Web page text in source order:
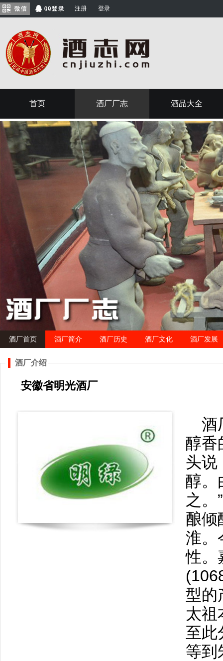
注册 登录
首页 酒厂厂志 酒品大全
酒厂首页 酒厂简介 酒厂历史 酒厂文化 酒厂发展
酒厂介绍
安徽省明光酒厂
酒
醇香
头说
醇。
之。
酿倾
淮。
性。
型的
太祖
至此
等到